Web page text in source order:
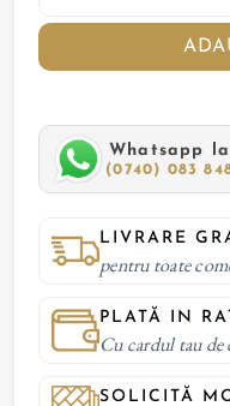
Whatsapp la
(0740) 083
LIVRARE
pentru toate
PLATĂ IN
Cu cardul tau
SOLICITĂ